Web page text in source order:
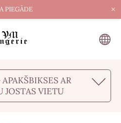
PIEGĀDE ×
AR
JOSTAS VIETU